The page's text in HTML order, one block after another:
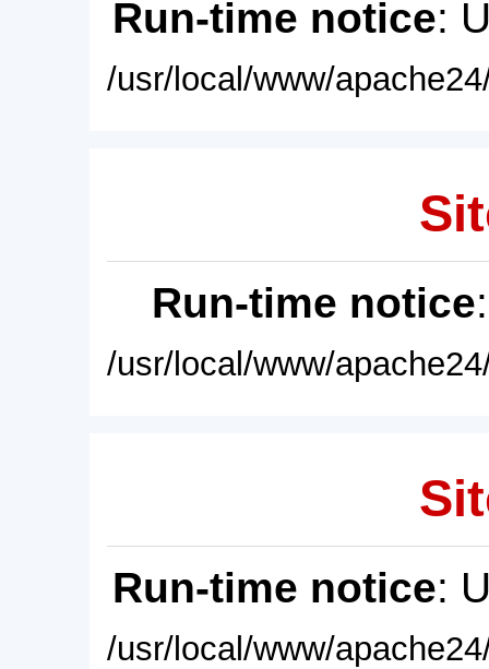
Run-time notice:
/usr/local/www/
Run-time notice
/usr/local/www/
Run-time notice:
/usr/local/www/